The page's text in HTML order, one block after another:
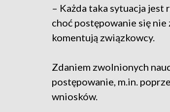
– Każda taka sytuacja
choć postępowanie się
komentują związkowcy.
Zdaniem zwolnionych
postępowanie, m.in.
wniosków.